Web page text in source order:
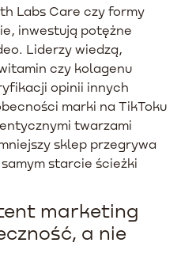
Labs Care czy formy
inwestują potężne
Liderzy wiedzą,
czy kolagenu
opinii innych
marki na TikToku
twarzami
sklep przegrywa
starcie ścieżki
marketing
a nie